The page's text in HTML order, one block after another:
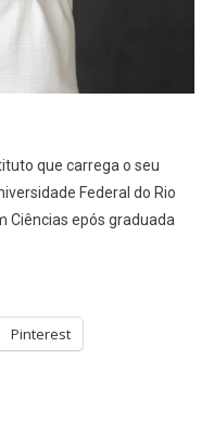
que carrega o seu
Federal do Rio
Ciências epós graduada
Pinterest